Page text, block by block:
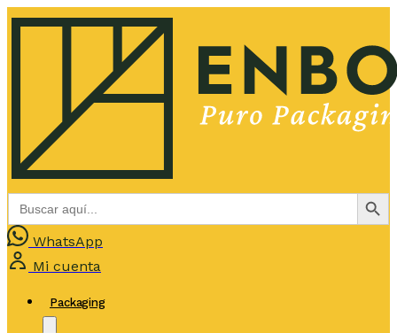
Buscar: Botón de
WhatsApp
Mi cuenta
Packaging